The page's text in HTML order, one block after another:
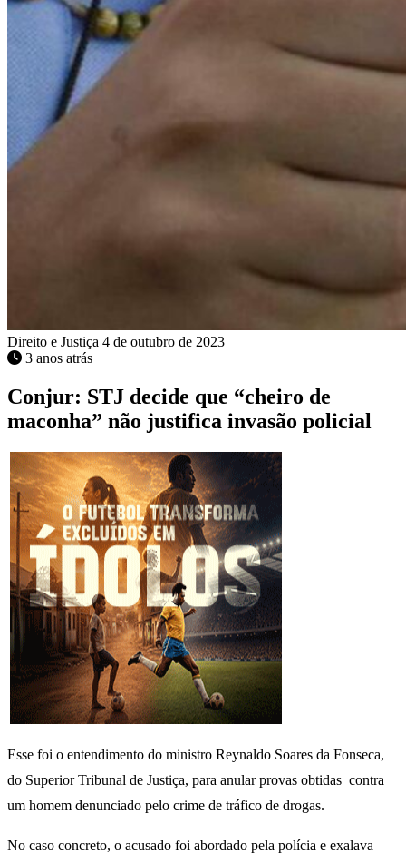
Direito e Justiça 4 de outubro de 2023
3 anos atrás
Conjur: STJ decide que “cheiro de
maconha” não justifica invasão policial
Esse foi o entendimento do ministro Reynaldo Soares da Fonseca,
do Superior Tribunal de Justiça, para anular provas obtidas contra
um homem denunciado pelo crime de tráfico de drogas.
No caso concreto, o acusado foi abordado pela polícia e exalava